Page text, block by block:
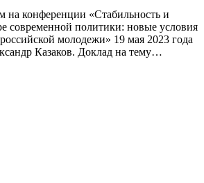
на конференции «Стабильность и
современной политики: новые условия
молодежи» 19 мая 2023 года
Казаков. Доклад на тему…